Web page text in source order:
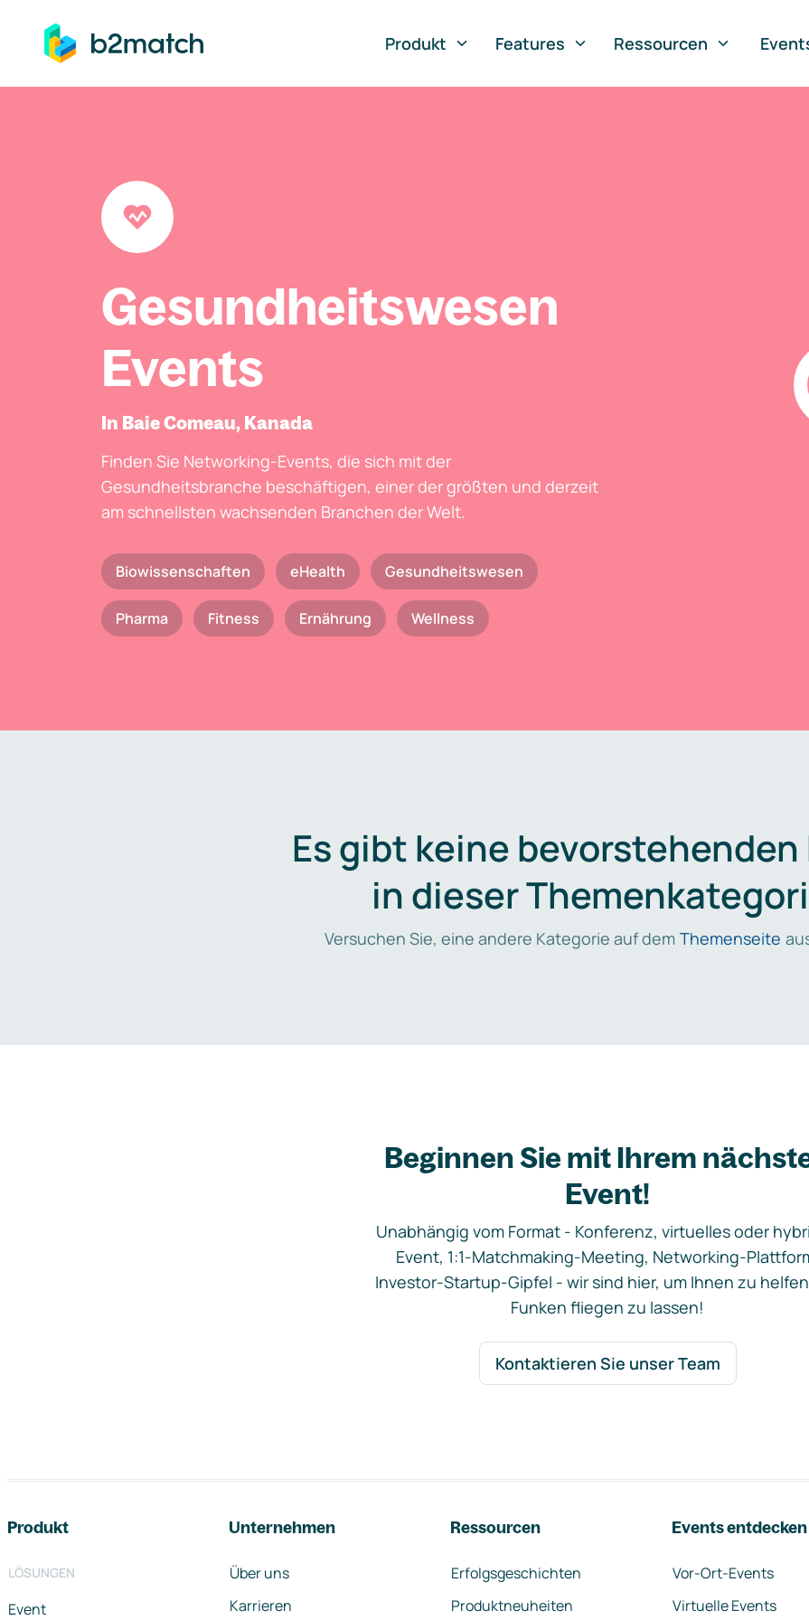
springen
Produkt
Features Ressourcen
Gesundheitswesen
Events
In Baie Comeau, Kanada
Finden Sie Networking-Events, die sich mit der
Gesundheitsbranche beschäftigen, einer der größten und derzeit
am schnellsten wachsenden Branchen der Welt.
Biowissenschaften eHealth Gesundheitswesen
Pharma Fitness Ernährung Wellness
Es gibt keine bevorstehenden
in dieser
Versuchen Sie, eine andere Kategorie auf dem Themenseite
Beginnen Sie mit Ihrem
Event!
Unabhängig vom Format - Konferenz, virtuelles oder
Event, 1:1-Matchmaking-Meeting, Networking-
Investor-Startup-Gipfel - wir sind hier, um Ihnen zu
Funken fliegen zu lassen!
Kontaktieren Sie unser Team
Produkt
LÖSUNGEN
Event
Unternehmen
Über uns
Karrieren
Ressourcen
Erfolgsgeschichten
Produktneuheiten
Events entdecken
Vor-Ort-Events
Virtuelle Events